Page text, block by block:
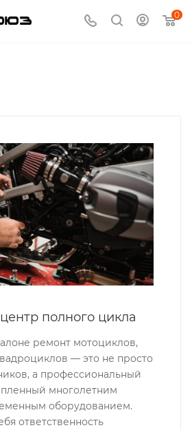
0
полного цикла
ремонт мотоциклов,
— это не просто
а профессиональный
многолетним
оборудованием.
ответственность